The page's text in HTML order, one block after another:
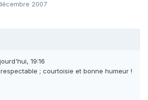
2007
19:16
; courtoisie et bonne humeur !